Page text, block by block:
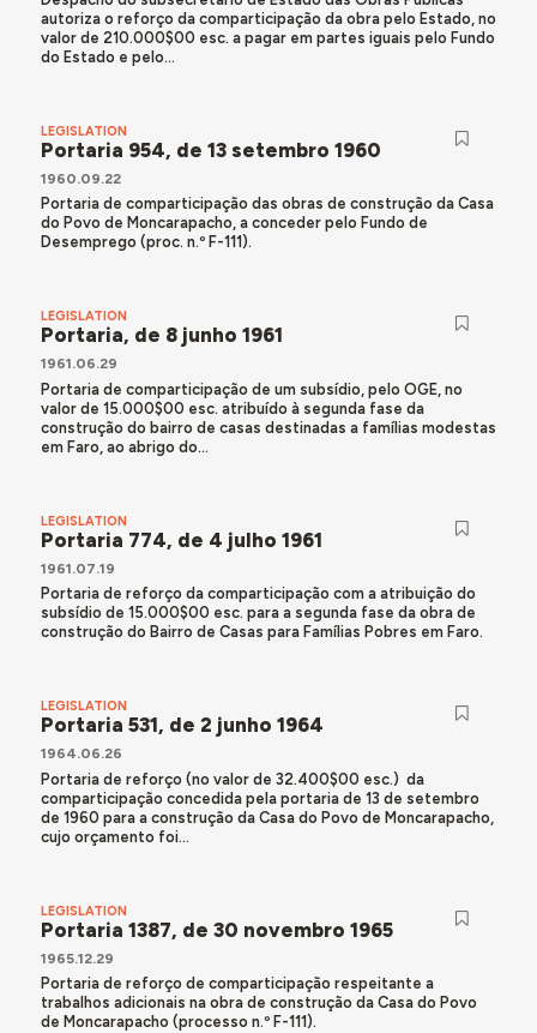
autoriza o reforço da comparticipação da obra pelo Estado, no
valor de 210.000$00 esc. a pagar em partes iguais pelo Fundo
do Estado e pelo...
LEGISLATION
Portaria 954, de 13 setembro 1960
1960.09.22
Portaria de comparticipação das obras de construção da Casa
do Povo de Moncarapacho, a conceder pelo Fundo de
Desemprego (proc. n.º F-111).
LEGISLATION
Portaria, de 8 junho 1961
1961.06.29
Portaria de comparticipação de um subsídio, pelo OGE, no
valor de 15.000$00 esc. atribuído à segunda fase da
construção do bairro de casas destinadas a famílias modestas
em Faro, ao abrigo do...
LEGISLATION
Portaria 774, de 4 julho 1961
1961.07.19
Portaria de reforço da comparticipação com a atribuição do
subsídio de 15.000$00 esc. para a segunda fase da obra de
construção do Bairro de Casas para Famílias Pobres em Faro.
LEGISLATION
Portaria 531, de 2 junho 1964
1964.06.26
Portaria de reforço (no valor de 32.400$00 esc.) da
comparticipação concedida pela portaria de 13 de setembro
de 1960 para a construção da Casa do Povo de Moncarapacho,
cujo orçamento foi...
LEGISLATION
Portaria 1387, de 30 novembro 1965
1965.12.29
Portaria de reforço de comparticipação respeitante a
trabalhos adicionais na obra de construção da Casa do Povo
de Moncarapacho (processo n.º F-111).